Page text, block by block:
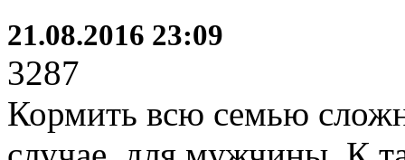
21.08.2016 23:09
3287
Кормить всю семью